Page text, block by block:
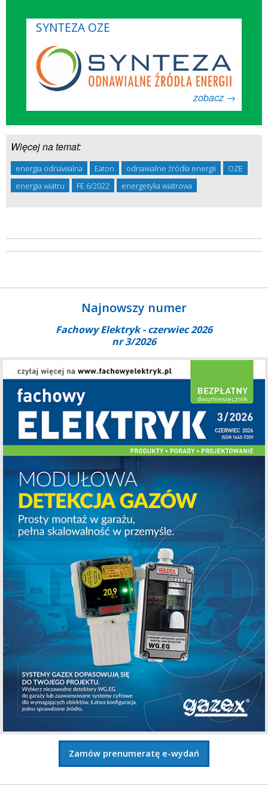
SYNTEZA OZE
zobacz →
Więcej na temat:
energia odnawialna Eaton odnawialne źródła energii
OZE
energia wiatru
FE 6/2022 energetyka wiatrowa
Najnowszy numer
Fachowy Elektryk - czerwiec 2026
nr 3/2026
Zamów prenumeratę e-wydań